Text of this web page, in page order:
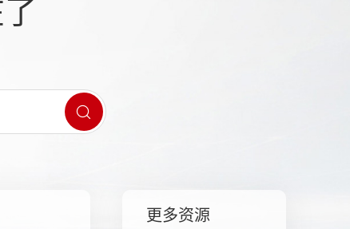
更多资源